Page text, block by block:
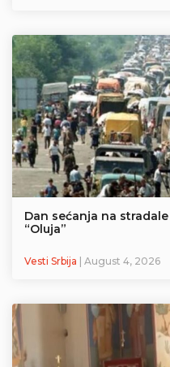
Dan sećanja na
“Oluja”
Vesti Srbija | August 4, 2026